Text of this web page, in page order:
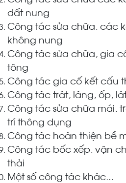
đất nung
Công tác sửa chữa, các
không nung
Công tác sửa chữa, gia
tông
Công tác gia cố kết cấu
Công tác trát, láng, ốp,
Công tác sửa chữa mái,
trí thông dụng
Công tác hoàn thiện bề
Công tác bốc xếp, vận
thải
Một số công tác khác…